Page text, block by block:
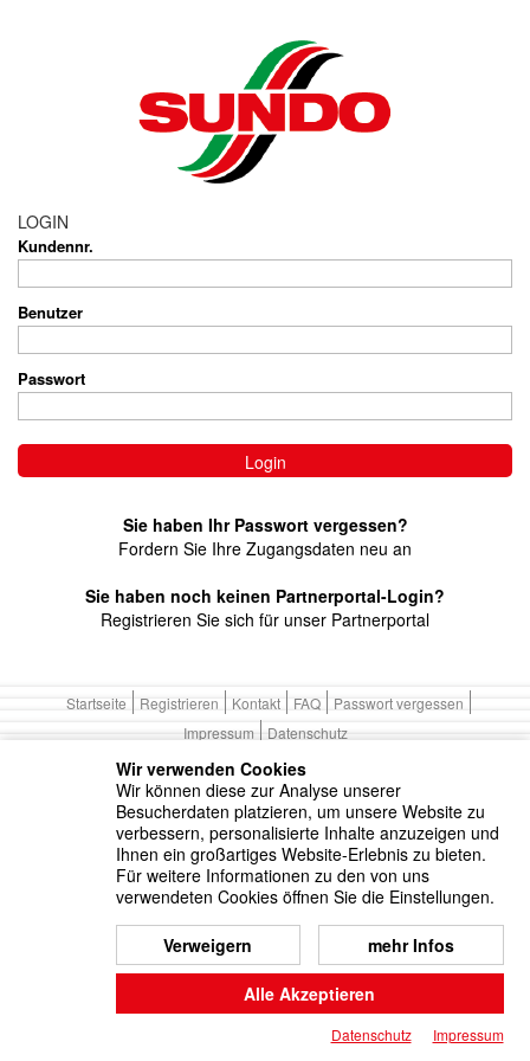
LOGIN
Kundennr.
Benutzer
Passwort
Sie haben Ihr Passwort vergessen?
Fordern Sie Ihre Zugangsdaten neu an
Sie haben noch keinen Partnerportal-Login?
Registrieren Sie sich für unser Partnerportal
Startseite Registrieren Kontakt FAQ
Passwort vergessen
Impressum
Datenschutz
Wir verwenden Cookies
Wir können diese zur Analyse unserer
Besucherdaten platzieren, um unsere Website zu
verbessern, personalisierte Inhalte anzuzeigen und
Ihnen ein großartiges Website-Erlebnis zu bieten.
Für weitere Informationen zu den von uns
verwendeten Cookies öffnen Sie die Einstellungen.
Verweigern
Alle Akzeptieren
mehr Infos
Datenschutz Impressum